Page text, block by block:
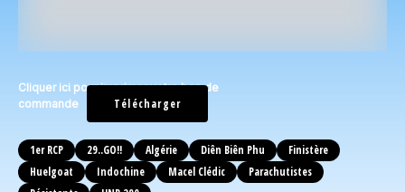
Cliquer ici pour imprimer votre bon de
commande
Télécharger
1er RCP 29..GO!! Algérie Diên Biên Phu
Finistère
Huelgoat
Indochine Macel Clédic
Parachutistes